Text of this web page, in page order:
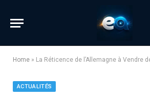
Home » La Réticence de l’Allemagne à Vendre des Eurofighters à la Turquie : Une
ACTUALITÉS